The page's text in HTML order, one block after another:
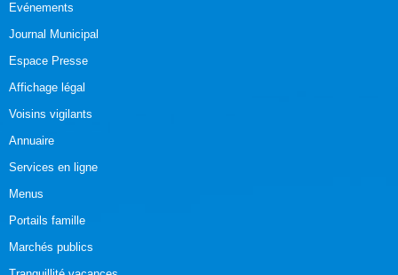
Evénements
Journal Municipal
Espace Presse
Affichage légal
Voisins vigilants
Annuaire
Services en ligne
Menus
Portails famille
Marchés publics